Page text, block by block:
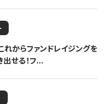
れからファンドレイジングを
せる！フ...